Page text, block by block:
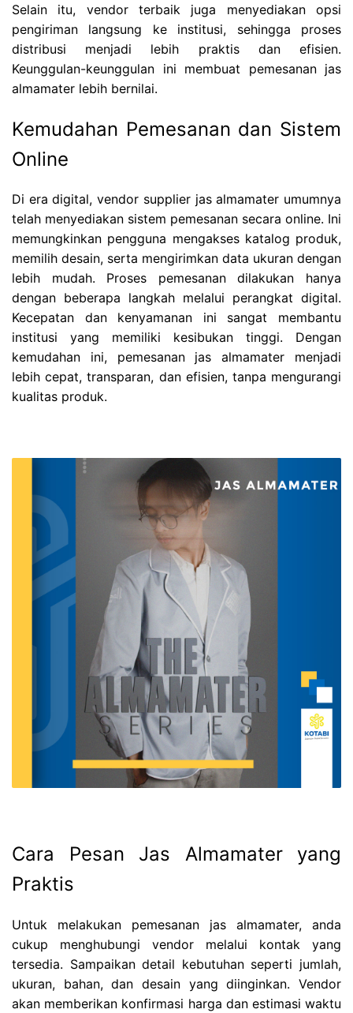
Selain itu, vendor terbaik juga menyediakan opsi
pengiriman langsung ke institusi, sehingga proses
distribusi menjadi lebih praktis dan efisien.
Keunggulan-keunggulan ini membuat pemesanan jas
almamater lebih bernilai.
Kemudahan Pemesanan dan Sistem
Online
Di era digital, vendor supplier jas almamater umumnya
telah menyediakan sistem pemesanan secara online. Ini
memungkinkan pengguna mengakses katalog produk,
memilih desain, serta mengirimkan data ukuran dengan
lebih mudah. Proses pemesanan dilakukan hanya
dengan beberapa langkah melalui perangkat digital.
Kecepatan dan kenyamanan ini sangat membantu
institusi yang memiliki kesibukan tinggi. Dengan
kemudahan ini, pemesanan jas almamater menjadi
lebih cepat, transparan, dan efisien, tanpa mengurangi
kualitas produk.
Cara Pesan Jas Almamater yang
Praktis
Untuk melakukan pemesanan jas almamater, anda
cukup menghubungi vendor melalui kontak yang
tersedia. Sampaikan detail kebutuhan seperti jumlah,
ukuran, bahan, dan desain yang diinginkan. Vendor
akan memberikan konfirmasi harga dan estimasi waktu